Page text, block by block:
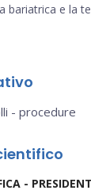
bariatrica e la
- procedure
-